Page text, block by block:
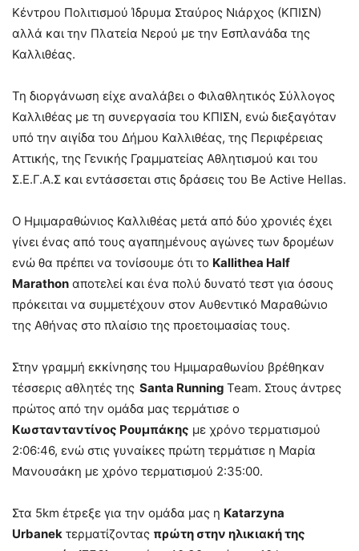
Κέντρου Πολιτισμού Ίδρυμα Σταύρος Νιάρχος (ΚΠΙΣΝ)
αλλά και την Πλατεία Νερού με την Εσπλανάδα της
Καλλιθέας.
Τη διοργάνωση είχε αναλάβει ο Φιλαθλητικός Σύλλογος
Καλλιθέας με τη συνεργασία του ΚΠΙΣΝ, ενώ διεξαγόταν
υπό την αιγίδα του Δήμου Καλλιθέας, της Περιφέρειας
Αττικής, της Γενικής Γραμματείας Αθλητισμού και του
Σ.Ε.Γ.Α.Σ και εντάσσεται στις δράσεις του Be Active Hellas.
Ο Ημιμαραθώνιος Καλλιθέας μετά από δύο χρονιές έχει
γίνει ένας από τους αγαπημένους αγώνες των δρομέων
ενώ θα πρέπει να τονίσουμε ότι το Kallithea Half
Marathon αποτελεί και ένα πολύ δυνατό τεστ για όσους
πρόκειται να συμμετέχουν στον Αυθεντικό Μαραθώνιο
της Αθήνας στο πλαίσιο της προετοιμασίας τους.
Στην γραμμή εκκίνησης του Ημιμαραθωνίου βρέθηκαν
τέσσερις αθλητές της Santa Running Team. Στους άντρες
πρώτος από την ομάδα μας τερμάτισε ο
Κωστανταντίνος Ρουμπάκης με χρόνο τερματισμού
2:06:46, ενώ στις γυναίκες πρώτη τερμάτισε η Μαρία
Μανουσάκη με χρόνο τερματισμού 2:35:00.
Στα 5km έτρεξε για την ομάδα μας η Katarzyna
Urbanek τερματίζοντας πρώτη στην ηλικιακή της